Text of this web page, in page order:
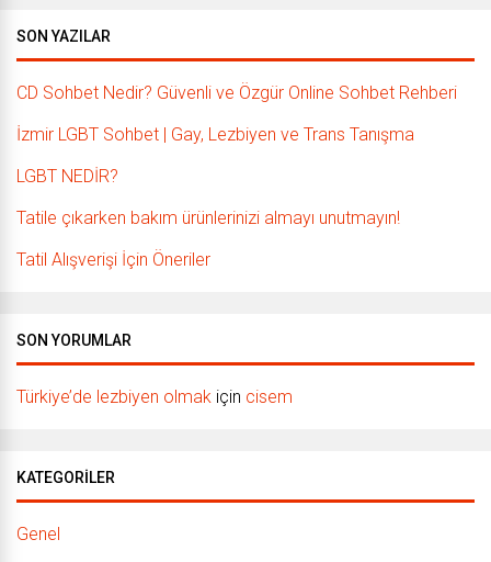
SON YAZILAR
CD Sohbet Nedir? Güvenli ve Özgür Online Sohbet Rehberi
İzmir LGBT Sohbet | Gay, Lezbiyen ve Trans Tanışma
LGBT NEDİR?
Tatile çıkarken bakım ürünlerinizi almayı unutmayın!
Tatil Alışverişi İçin Öneriler
SON YORUMLAR
Türkiye’de lezbiyen olmak için cisem
KATEGORILER
Genel